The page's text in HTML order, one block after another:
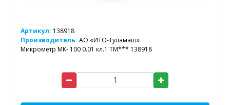
Артикул: 138918
Производитель: АО «ИТО-Туламаш»
Микрометр МК- 100 0.01 кл.1 ТМ*** 138918